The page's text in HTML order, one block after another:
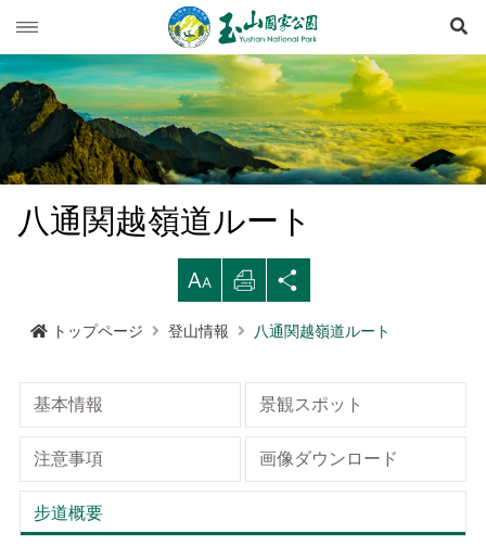
玉山ニュース
ニュース速報
イベント列車
道路情況
天気予報
旅行ガイド
旅行上の注意
レクリエーションタイプ
西北園区
東部園区
水里ビジターセンター
塔塔加ビジターセンター
梅山ビジターセンター
登山情報
登山情報概要
歩道ランクと管理
登山の安全
高山での救急
八通関越嶺道ルート
南横三山及び関山ルート
南二段ルート
新康横断ルート
生態保育
地形
地質
水文
気候
歷史人文
布農族
八通関古道
マルチメディア専用コーナー
映像出版作品
玉山写真
旅行パンフレット
行政サービス
玉山国家公園
玉山国家公園について
私達のビジョン
よくある質問
語言Language
English
サイトマップ
八通関越嶺道ルート
拡
大す
印
刷す ェア
トップページ 登山情報 八通関越嶺道ルート
基本情報 景観スポット
注意事項 画像ダウンロード
步道概要